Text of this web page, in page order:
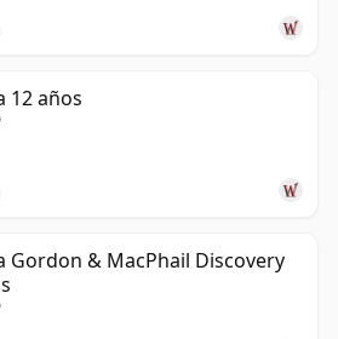
12 años
Gordon & MacPhail Discovery